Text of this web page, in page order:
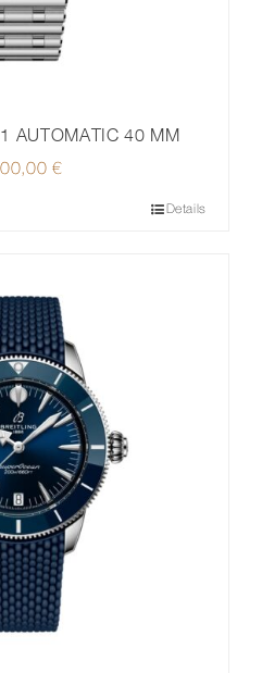
AUTOMATIC 40 MM
€
Details